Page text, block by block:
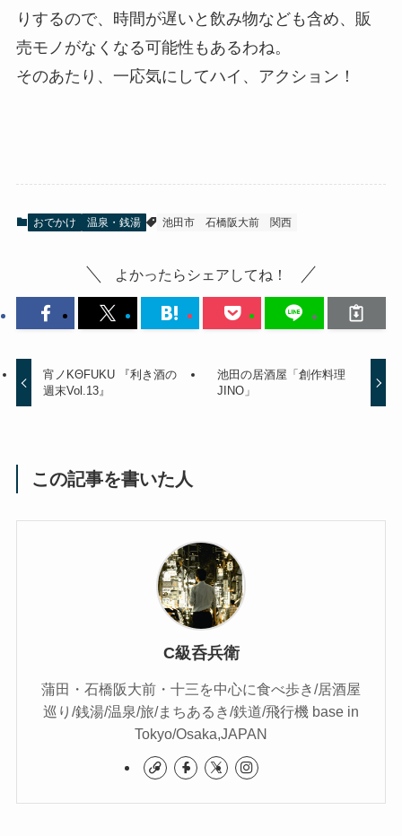
りするので、時間が遅いと飲み物なども含め、販
売モノがなくなる可能性もあるわね。
そのあたり、一応気にしてハイ、アクション！
おでかけ 温泉・銭湯 池田市 石橋阪大前 関西
よかったらシェアしてね！
宵ノKΘFUKU 『利き酒の
週末Vol.13』
池田の居酒屋「創作料理
JINO」
この記事を書いた人
C級呑兵衛
蒲田・石橋阪大前・十三を中心に食べ歩き/居酒屋
巡り/銭湯/温泉/旅/まちあるき/鉄道/飛行機 base in
Tokyo/Osaka,JAPAN